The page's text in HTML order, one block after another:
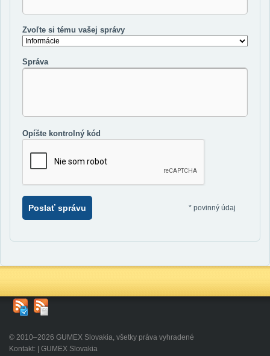
Zvoľte si tému vašej správy
Správa
Opíšte kontrolný kód
Poslať správu * povinný údaj
© 2010–2026 GUMEX Slovakia, všetky práva vyhradené
Kontakt: | GUMEX Slovakia